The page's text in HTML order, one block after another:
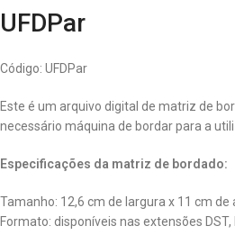
UFDPar
Código: UFDPar
Este é um arquivo digital de matriz de
necessário máquina de bordar para a
Especificações da matriz de bordado:
Tamanho: 12,6 cm de largura x 11 cm
Formato: disponíveis nas extensões DST,